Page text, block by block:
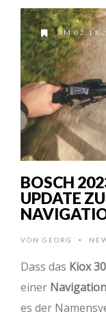
AM
BOSCH
UPDATE
VON GEORG •
Dass das Kiox
einer
es der